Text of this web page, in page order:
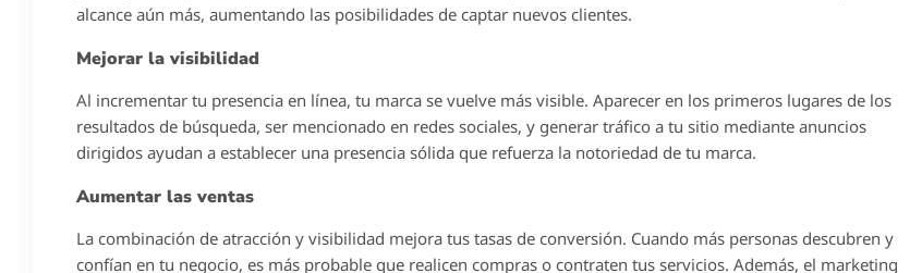
alcance aún más, aumentando las posibilidades de captar nuevos clientes.
Mejorar la visibilidad
Al incrementar tu presencia en línea, tu marca se vuelve más visible. Aparecer en los primeros lugares de los
resultados de búsqueda, ser mencionado en redes sociales, y generar tráfico a tu sitio mediante anuncios
dirigidos ayudan a establecer una presencia sólida que refuerza la notoriedad de tu marca.
Aumentar las ventas
La combinación de atracción y visibilidad mejora tus tasas de conversión. Cuando más personas descubren y
confían en tu negocio, es más probable que realicen compras o contraten tus servicios. Además, el marketing